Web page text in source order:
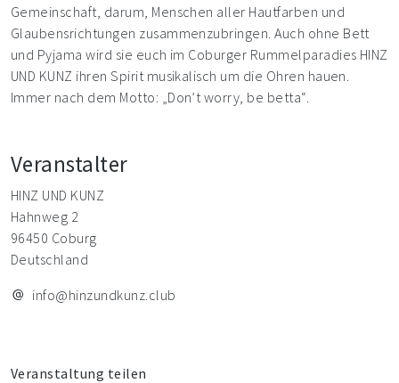
Gemeinschaft, darum, Menschen aller Hautfarben und
Glaubensrichtungen zusammenzubringen. Auch ohne Bett
und Pyjama wird sie euch im Coburger Rummelparadies HINZ
UND KUNZ ihren Spirit musikalisch um die Ohren hauen.
Immer nach dem Motto: „Don’t worry, be betta“.
Veranstalter
HINZ UND KUNZ
Hahnweg 2
96450 Coburg
Deutschland
info@hinzundkunz.club
Veranstaltung teilen